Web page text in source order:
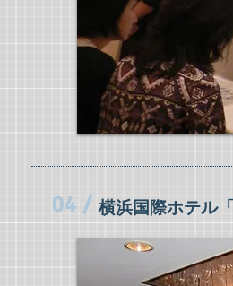
04 / 横浜国際ホテル